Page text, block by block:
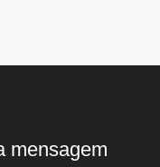
mensagem